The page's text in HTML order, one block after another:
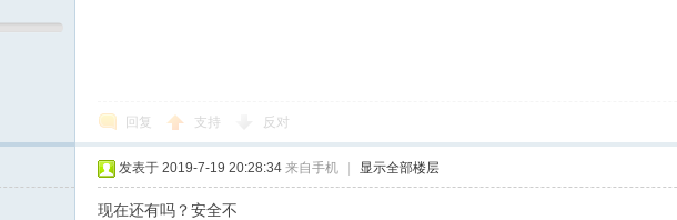
回复 支持 反对
发表于 2019-7-19 20:28:34 来自手机 显示全部楼层
现在还有吗？安全不